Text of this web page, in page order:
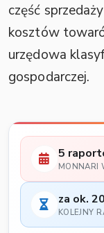
część
kosztów
urzędowa
gospodarczej.
5
MONNARI
za ok.
KOLEJNY